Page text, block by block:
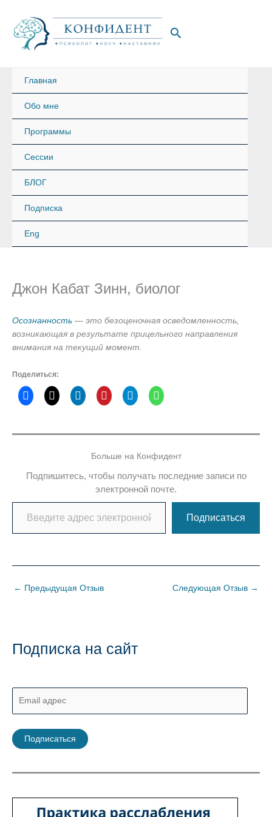
содержимому
Поиск
Главная
Обо мне
Программы
Сессии
БЛОГ
Подписка
Eng
Джон Кабат Зинн, биолог
Осознанность — это безоценочная осведомленность,
возникающая в результате прицельного направления
внимания на текущий момент.
Поделиться:
Больше на Конфидент
Подпишитесь, чтобы получать последние записи по
электронной почте.
Введите адрес электронной почты…
Подписаться
← Предыдущая Отзыв Следующая Отзыв →
Подписка на сайт
m
i
а
Подписаться